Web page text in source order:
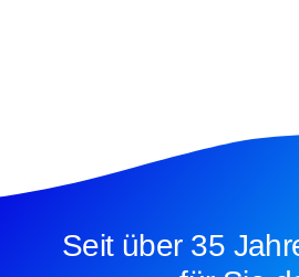
Seit über 35